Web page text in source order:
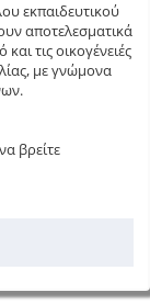
εκπαιδευτικού
αποτελεσματικά
τις οικογένειές
με γνώμονα
βρείτε